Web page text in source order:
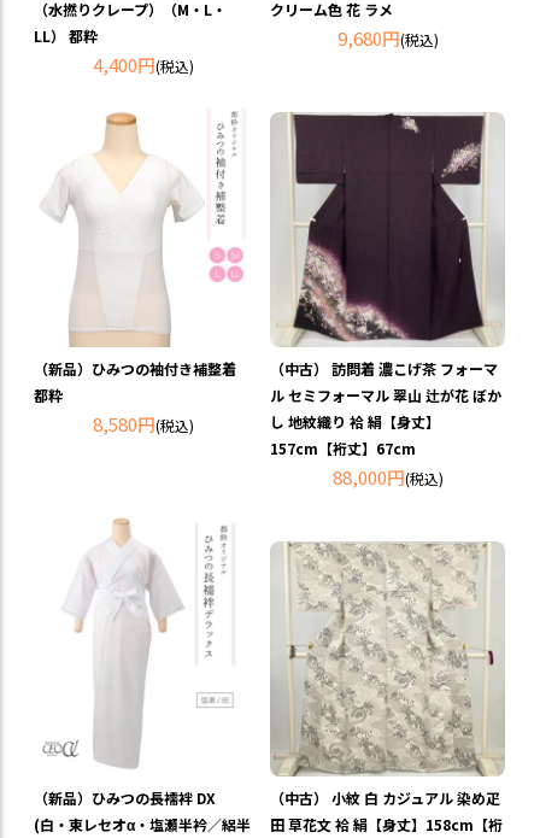
（水撚りクレープ）（M・L・
LL） 都粋
4,400円(税込)
クリーム色 花 ラメ
9,680円(税込)
（新品）ひみつの袖付き補整着
都粋
8,580円(税込)
（中古） 訪問着 濃こげ茶 フォーマ
ル セミフォーマル 翠山 辻が花 ぼか
し 地紋織り 袷 絹【身丈】
157cm【裄丈】67cm
88,000円(税込)
（新品）ひみつの長襦袢 DX
(白・東レセオα・塩瀬半衿／絽半
（中古） 小紋 白 カジュアル 染め疋
田 草花文 袷 絹【身丈】158cm【裄